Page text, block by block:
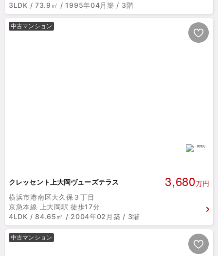
3LDK / 73.9㎡ / 1995年04月築 / 3階
中古マンション
クレッセント上大岡ヴューズテラス 3,680万円
横浜市港南区大久保３丁目
京急本線 上大岡駅 徒歩17分
4LDK / 84.65㎡ / 2004年02月築 / 3階
中古マンション